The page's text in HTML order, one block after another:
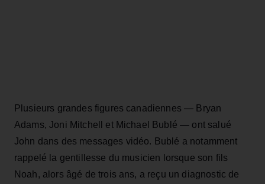
Plusieurs grandes figures canadiennes — Bryan
Adams, Joni Mitchell et Michael Bublé — ont salué
John dans des messages vidéo. Bublé a notamment
rappelé la gentillesse du musicien lorsque son fils
Noah, alors âgé de trois ans, a reçu un diagnostic de